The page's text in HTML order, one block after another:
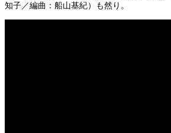
知子／編曲：船山基紀）も然り。